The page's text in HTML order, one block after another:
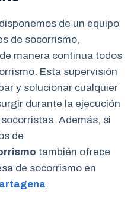
de un equipo
de socorrismo,
manera continua todos
Esta supervisión
y solucionar cualquier
durante la ejecución
Además, si
de
también ofrece
de socorrismo en
.